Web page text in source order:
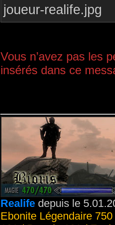
joueur-realife.jpg
Vous n’avez pas les
insérés dans ce
Realife depuis le
Ebonite Légendaire